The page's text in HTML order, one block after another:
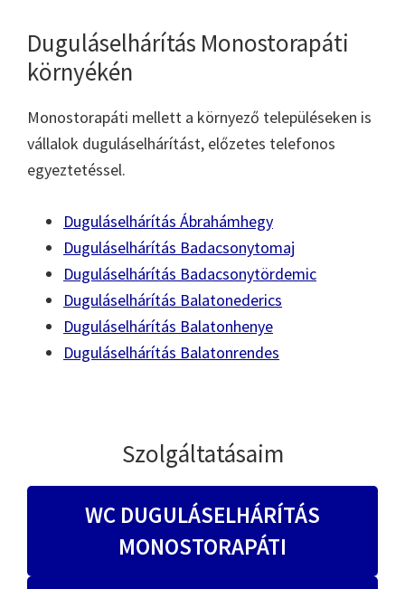
Duguláselhárítás Monostorapáti
környékén
Monostorapáti mellett a környező településeken is
vállalok duguláselhárítást, előzetes telefonos
egyeztetéssel.
Duguláselhárítás Ábrahámhegy
Duguláselhárítás Badacsonytomaj
Duguláselhárítás Badacsonytördemic
Duguláselhárítás Balatonederics
Duguláselhárítás Balatonhenye
Duguláselhárítás Balatonrendes
Szolgáltatásaim
WC DUGULÁSELHÁRÍTÁS
MONOSTORAPÁTI